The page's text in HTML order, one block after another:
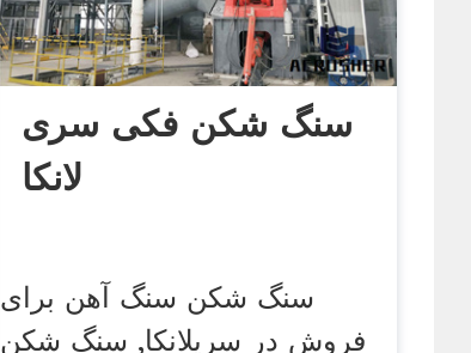
سنگ شکن فکی سری
لانکا
سنگ شکن سنگ آهن برای
فروش در سریلانکا, سنگ شكن